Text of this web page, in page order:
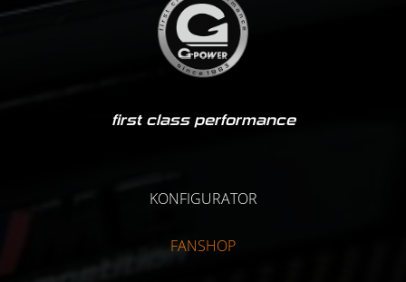
first class performance
KONFIGURATOR
FANSHOP